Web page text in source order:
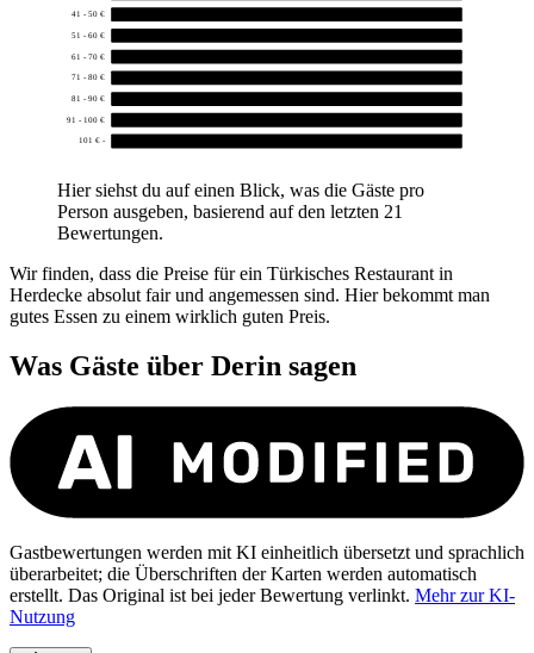
41 - 50 €
51 - 60 €
61 - 70 €
71 - 80 €
81 - 90 €
91 - 100 €
101 € -
Hier siehst du auf einen Blick, was die Gäste pro
Person ausgeben, basierend auf den letzten 21
Bewertungen.
Wir finden, dass die Preise für ein Türkisches Restaurant in
Herdecke absolut fair und angemessen sind. Hier bekommt man
gutes Essen zu einem wirklich guten Preis.
Was Gäste über Derin sagen
Gastbewertungen werden mit KI einheitlich übersetzt und sprachlich
überarbeitet; die Überschriften der Karten werden automatisch
erstellt. Das Original ist bei jeder Bewertung verlinkt. Mehr zur KI-
Nutzung